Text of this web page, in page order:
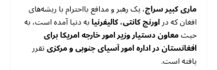
ماری کبیر سراج، یک رهبر و مدافع بااحترام با ریشه‌های
افغان که دراورنج کانتی، کالیفرنیابه دنیا آمده است، به
حیثمعاون دستیار وزیر امور خارجه امریکا برای
افغانستان در اداره امور آسیای جنوبی و مرکزیتقرر
یافته است.